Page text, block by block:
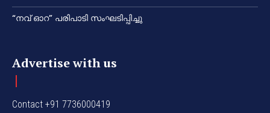
“നവ് ഓറ” പരിപാടി സംഘടിപ്പിച്ചു
Advertise with us
Contact +91 7736000419